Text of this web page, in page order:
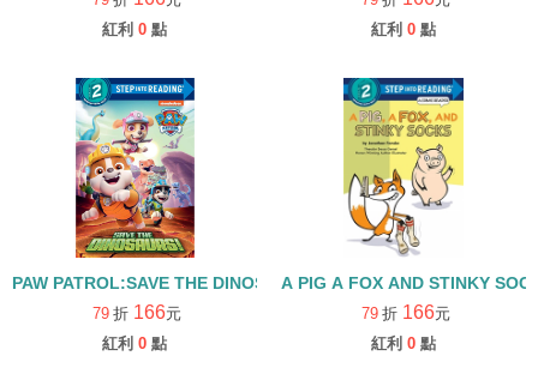
紅利 0 點
紅利 0 點
PAW PATROL:SAVE THE DINOSAURS/STEP INTO READING/
79 折 166元
紅利 0 點
A PIG A FOX AND STINKY
79 折 166元
紅利 0 點